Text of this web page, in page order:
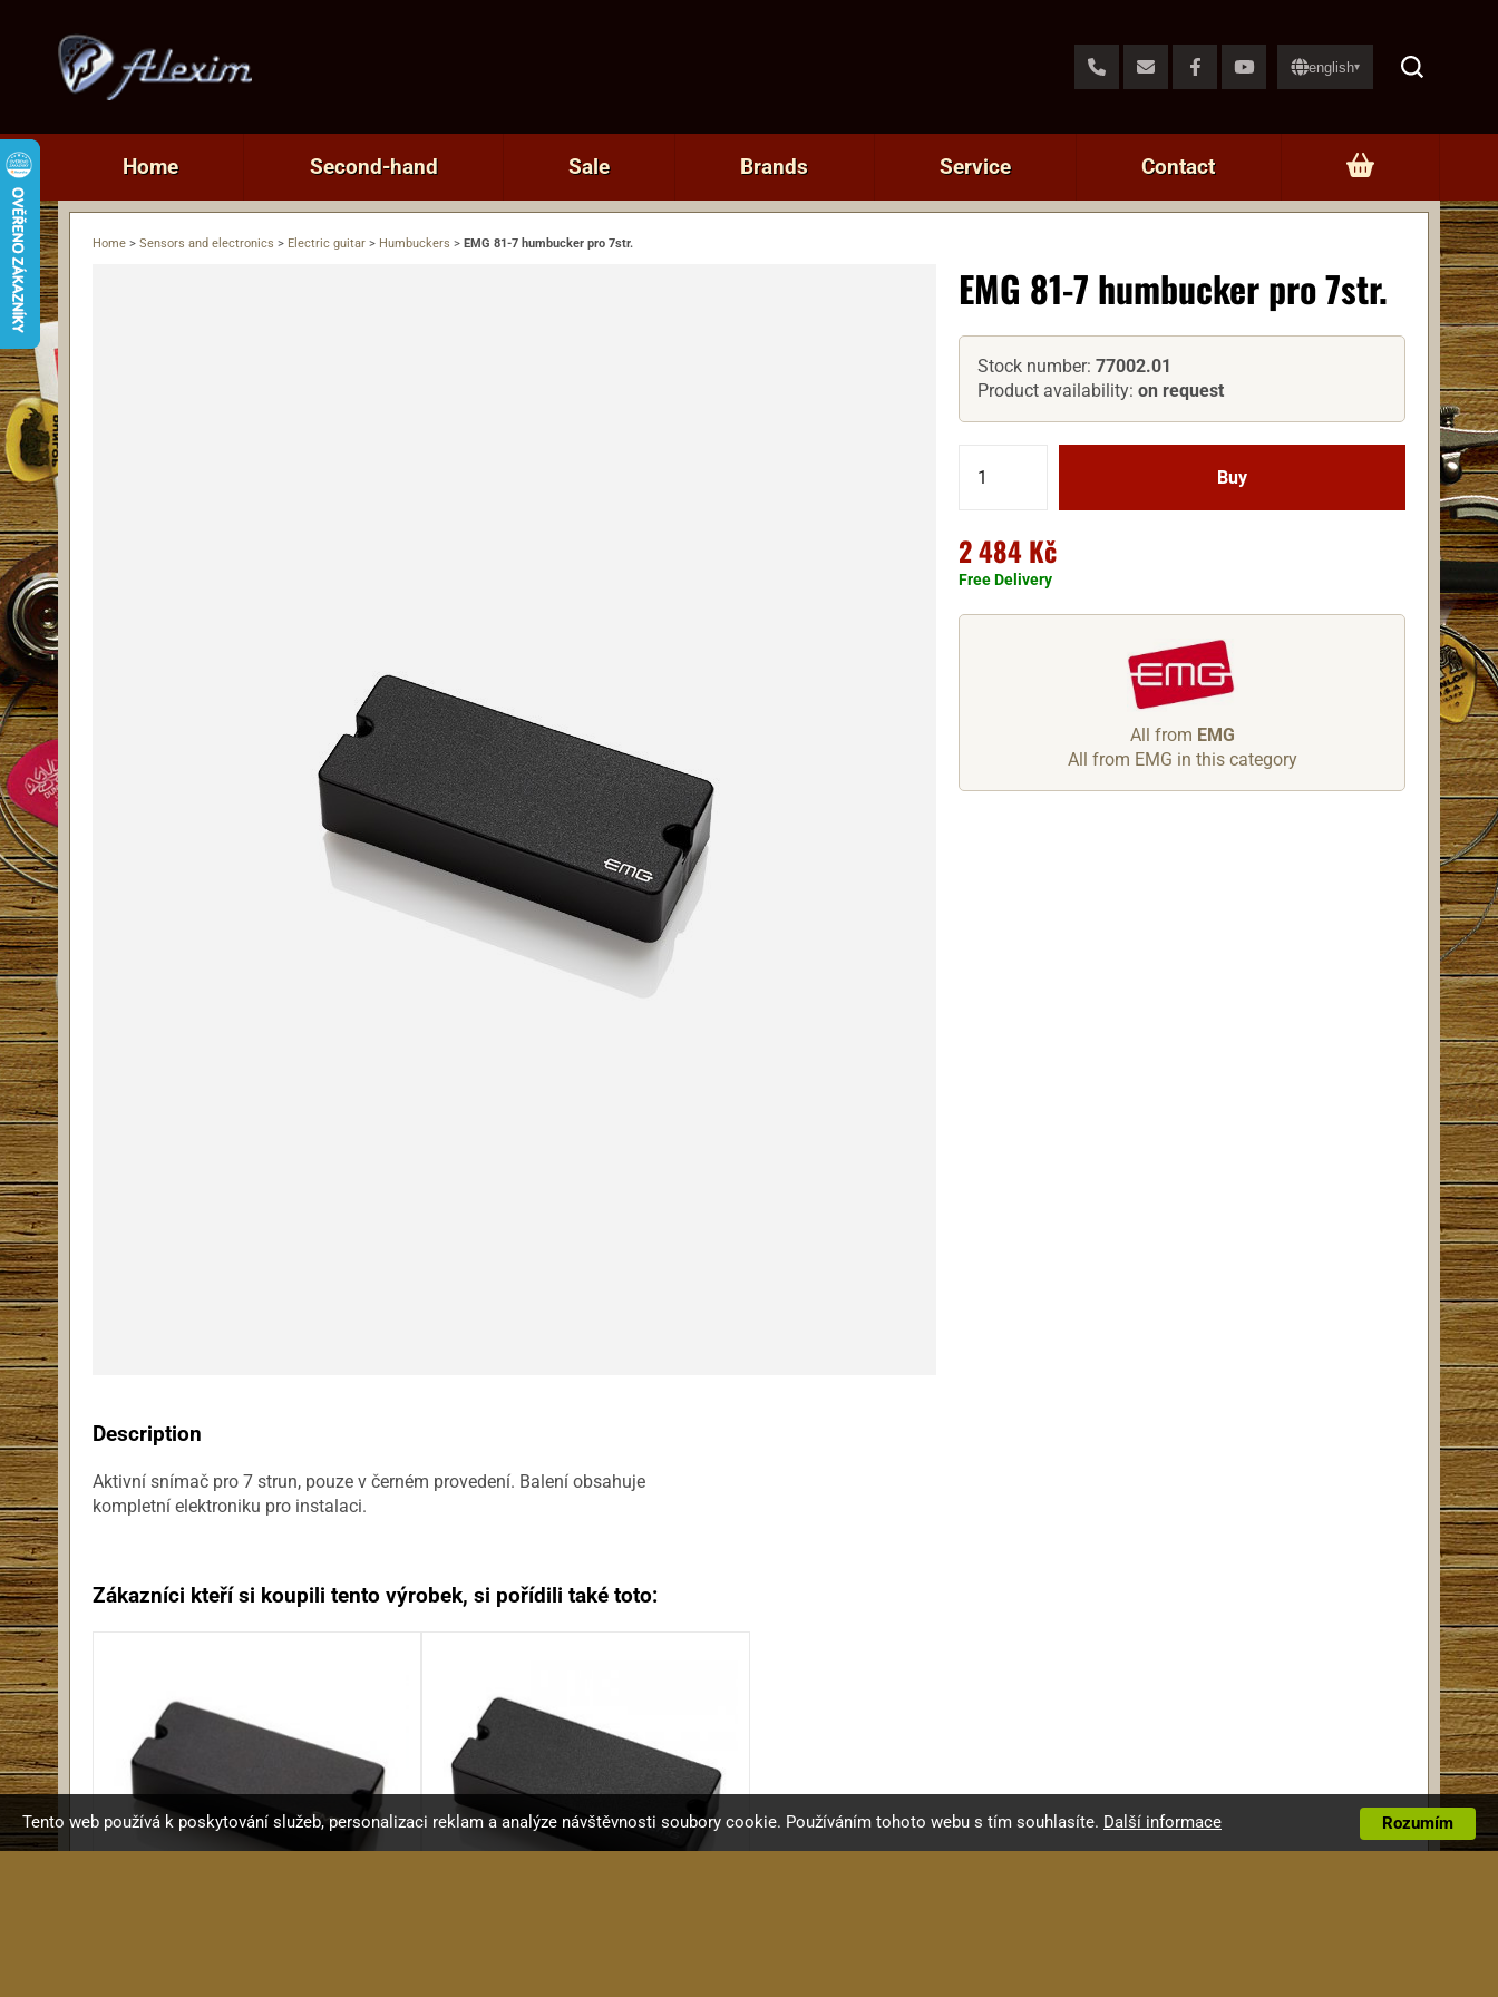
english▾
Home Second-hand Sale Brands Service Contact
Home > Sensors and electronics > Electric guitar > Humbuckers > EMG 81-7 humbucker pro 7str.
EMG 81-7 humbucker pro 7str.
Stock number:77002.01
Product availability:on request
2 484 Kč
Free Delivery
All from EMG
All from EMG in this category
Description
Aktivní snímač pro 7 strun, pouze v černém provedení. Balení obsahuje
kompletní elektroniku pro instalaci.
Zákazníci kteří si koupili tento výrobek, si pořídili také toto:
Tento web používá k poskytování služeb, personalizaci reklam a analýze návštěvnosti soubory cookie. Používáním tohoto webu s tím souhlasíte. Rozumím
Další informace